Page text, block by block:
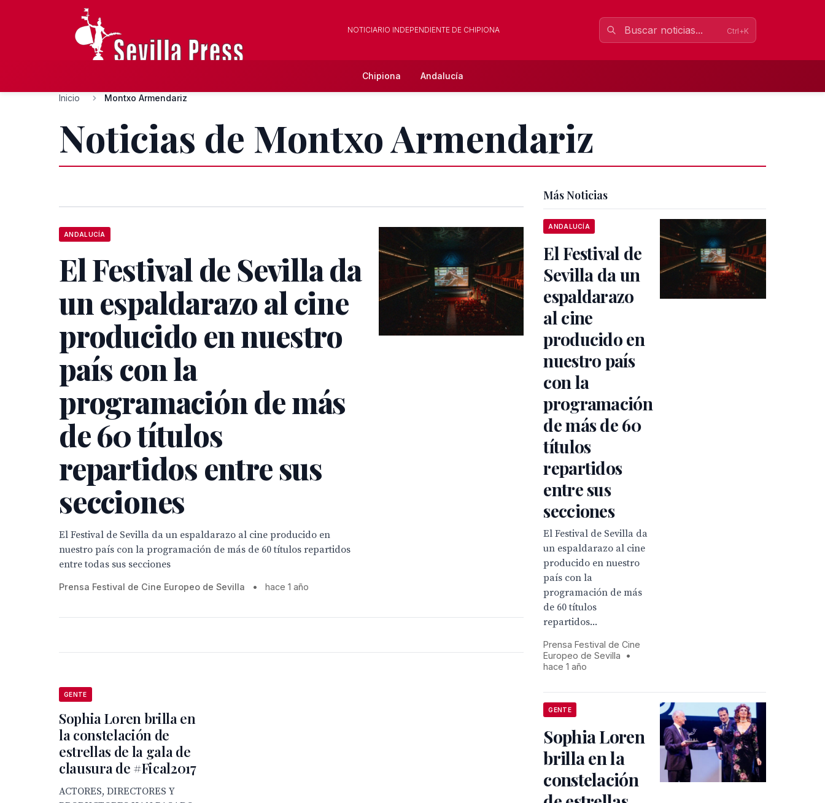
NOTICIARIO INDEPENDIENTE DE CHIPIONA Ctrl+K
Chipiona Andalucía
Inicio Montxo Armendariz
Noticias de Montxo Armendariz
ANDALUCÍA
El Festival de Sevilla da
un espaldarazo al cine
producido en nuestro
país con la
programación de más
de 60 títulos
repartidos entre sus
secciones
El Festival de Sevilla da un espaldarazo al cine producido en
nuestro país con la programación de más de 60 títulos repartidos
entre todas sus secciones
Prensa Festival de Cine Europeo de Sevilla • hace 1 año
GENTE
Sophia Loren brilla en
la constelación de
estrellas de la gala de
clausura de #Fical2017
ACTORES, DIRECTORES Y
Más Noticias
ANDALUCÍA
El Festival de
Sevilla da un
espaldarazo
al cine
producido en
nuestro país
con la
programación
de más de 60
títulos
repartidos
entre sus
secciones
El Festival de Sevilla da
un espaldarazo al cine
producido en nuestro
país con la
programación de más
de 60 títulos
repartidos...
Prensa Festival de Cine
Europeo de Sevilla
•
hace 1 año
GENTE
Sophia Loren
brilla en la
constelación